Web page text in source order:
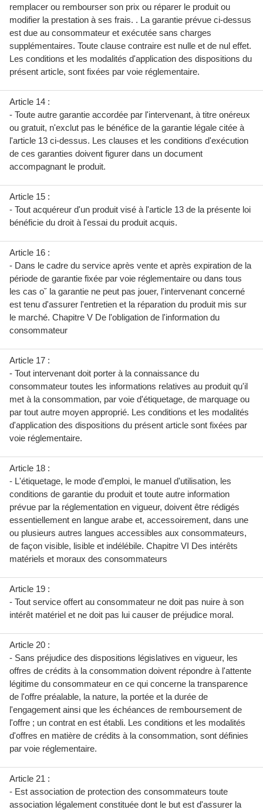
remplacer ou rembourser son prix ou réparer le produit ou
modifier la prestation à ses frais. . La garantie prévue ci-dessus
est due au consommateur et exécutée sans charges
supplémentaires. Toute clause contraire est nulle et de nul effet.
Les conditions et les modalités d'application des dispositions du
présent article, sont fixées par voie réglementaire.
Article 14 :
- Toute autre garantie accordée par l'intervenant, à titre onéreux
ou gratuit, n'exclut pas le bénéfice de la garantie légale citée à
l'article 13 ci-dessus. Les clauses et les conditions d'exécution
de ces garanties doivent figurer dans un document
accompagnant le produit.
Article 15 :
- Tout acquéreur d'un produit visé à l'article 13 de la présente loi
bénéficie du droit à l'essai du produit acquis.
Article 16 :
- Dans le cadre du service après vente et après expiration de la
période de garantie fixée par voie réglementaire ou dans tous
les cas o˘ la garantie ne peut pas jouer, l'intervenant concerné
est tenu d'assurer l'entretien et la réparation du produit mis sur
le marché. Chapitre V De l'obligation de l'information du
consommateur
Article 17 :
- Tout intervenant doit porter à la connaissance du
consommateur toutes les informations relatives au produit qu'il
met à la consommation, par voie d'étiquetage, de marquage ou
par tout autre moyen approprié. Les conditions et les modalités
d'application des dispositions du présent article sont fixées par
voie réglementaire.
Article 18 :
- L'étiquetage, le mode d'emploi, le manuel d'utilisation, les
conditions de garantie du produit et toute autre information
prévue par la réglementation en vigueur, doivent être rédigés
essentiellement en langue arabe et, accessoirement, dans une
ou plusieurs autres langues accessibles aux consommateurs,
de façon visible, lisible et indélébile. Chapitre VI Des intérêts
matériels et moraux des consommateurs
Article 19 :
- Tout service offert au consommateur ne doit pas nuire à son
intérêt matériel et ne doit pas lui causer de préjudice moral.
Article 20 :
- Sans préjudice des dispositions législatives en vigueur, les
offres de crédits à la consommation doivent répondre à l'attente
légitime du consommateur en ce qui concerne la transparence
de l'offre préalable, la nature, la portée et la durée de
l'engagement ainsi que les échéances de remboursement de
l'offre ; un contrat en est établi. Les conditions et les modalités
d'offres en matière de crédits à la consommation, sont définies
par voie réglementaire.
Article 21 :
- Est association de protection des consommateurs toute
association légalement constituée dont le but est d'assurer la